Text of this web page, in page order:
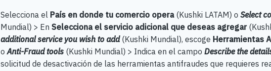
Selecciona el País en donde tu comercio opera (Kushki LATAM) o Select
Mundial) > En Selecciona el servicio adicional que deseas agregar
additional service you wish to add (Kushki Mundial), escoge Herramientas
o Anti-Fraud tools(Kushki Mundial) > Indica en el campo Describe the
solicitud de desactivación de las herramientas antifraudes que requieres